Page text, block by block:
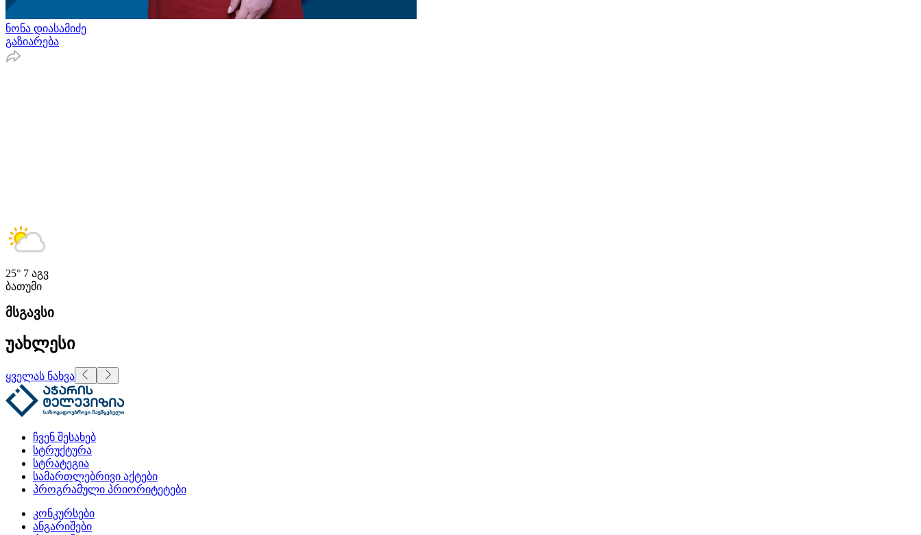
ნონა დიასამიძე
გაზიარება
25° 7 აგვ
ბათუმი
მსგავსი
უახლესი
ყველას ნახვა
ჩვენ შესახებ
სტრუქტურა
სტრატეგია
სამართლებრივი აქტები
პროგრამული პრიორიტეტები
კონკურსები
ანგარიშები